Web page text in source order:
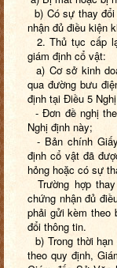
b) Có sự thay
nhận đủ điều kiện
2. Thủ tục cấp
giám định cổ vật:
a) Cơ sở kinh
qua đường bưu
định tại Điều 5
- Đơn đề nghị
Nghị định này;
- Bản chính
định cổ vật đã
hỏng hoặc có sự
Trường hợp
chứng nhận đủ
phải gửi kèm theo
đổi thông tin.
b) Trong thời
theo quy định,